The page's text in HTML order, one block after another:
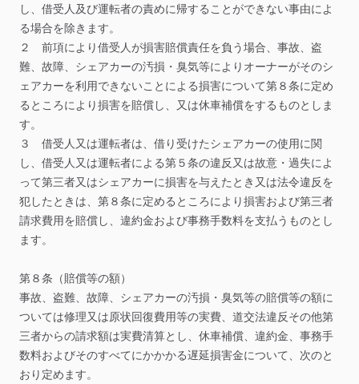
し、借受人及び運転者の責めに帰することができない事由によ
る場合を除きます。
２
前項により借受人が損害賠償責任を負う場合、事故、盗
難、故障、シェアカーの汚損・臭気等によりオーナーがそのシ
ェアカーを利用できないことによる損害について第８条に定め
るところにより損害を賠償し、又は休車補償をするものとしま
す。
３
借受人又は運転者は、借り受けたシェアカーの使用に関
し、借受人又は運転者による第５条の違反又は故意・過失によ
って第三者又はシェアカーに損害を与えたとき又は法令違反を
犯したときは、第８条に定めるところにより損害および第三者
請求費用を賠償し、違約金および事務手数料を支払うものとし
ます。
第８条（賠償等の額）
事故、盗難、故障、シェアカーの汚損・臭気等の賠償等の額に
ついては修理又は原状回復費用等の実費、道交法違反その他第
三者からの請求額は実費清算とし、休車補償、違約金、事務手
数料およびそのすべてにかかかる遅延損害金について、次のと
おり定めます。